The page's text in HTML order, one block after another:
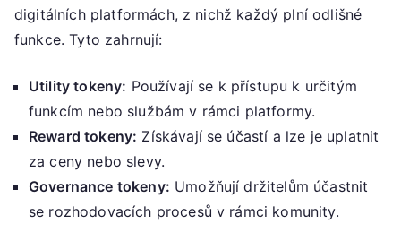
digitálních platformách, z nichž každý plní odlišné
funkce. Tyto zahrnují:
Utility tokeny: Používají se k přístupu k určitým
funkcím nebo službám v rámci platformy.
Reward tokeny: Získávají se účastí a lze je uplatnit
za ceny nebo slevy.
Governance tokeny: Umožňují držitelům účastnit
se rozhodovacích procesů v rámci komunity.